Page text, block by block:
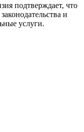
подтверждает, что
и
услуги.